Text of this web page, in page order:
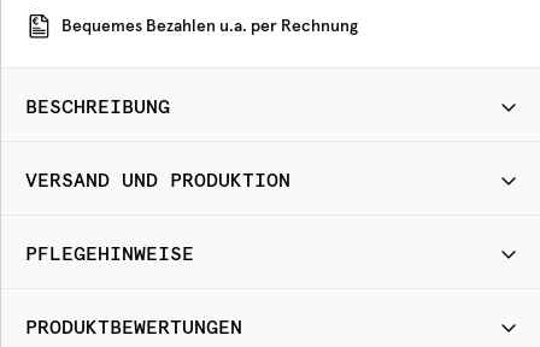
Bequemes Bezahlen u.a. per Rechnung
BESCHREIBUNG
VERSAND UND PRODUKTION
PFLEGEHINWEISE
PRODUKTBEWERTUNGEN